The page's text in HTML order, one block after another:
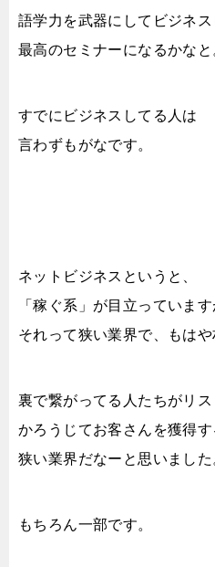
語学力を武器にしてビジネ
最高のセミナーになるかなと
すでにビジネスしてる人は
言わずもがなです。
ネットビジネスというと、
「稼ぐ系」が目立っています
それって狭い業界で、もはや
裏で繋がってる人たちがリ
かろうじてお客さんを獲得す
狭い業界だなーと思いました
もちろん一部です。